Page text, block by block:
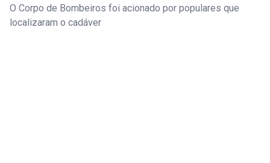
O Corpo de Bombeiros foi acionado por populares que
localizaram o cadáver